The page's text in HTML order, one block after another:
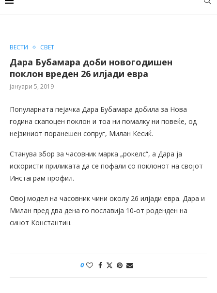
ВЕСТИ СВЕТ
Дара Бубамара доби новогодишен
поклон вреден 26 илјади евра
јануари 5, 2019
Популарната пејачка Дара Бубамара добила за Нова
година скапоцен поклон и тоа ни помалку ни повеќе, од
нејзиниот поранешен сопруг, Милан Кесиќ.
Станува збор за часовник марка „рокелс“, а Дара ја
искористи приликата да се пофали со поклонот на својот
Инстаграм профил.
Овој модел на часовник чини околу 26 илјади евра. Дара и
Милан пред два дена го пославија 10-от роденден на
синот Константин.
0